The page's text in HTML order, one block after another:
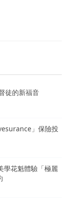
徒的新福音
」保險投
學花魁體驗「極麗